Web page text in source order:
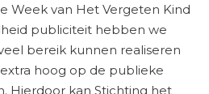
Week van Het Vergeten Kind
publiciteit hebben we
bereik kunnen realiseren
hoog op de publieke
Hierdoor kan Stichting het